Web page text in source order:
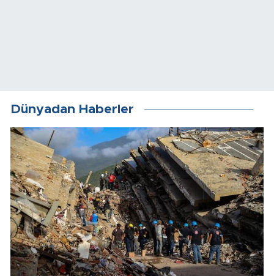
Dünyadan Haberler